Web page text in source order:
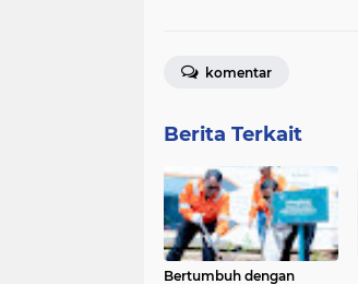
komentar
Berita Terkait
Bertumbuh dengan